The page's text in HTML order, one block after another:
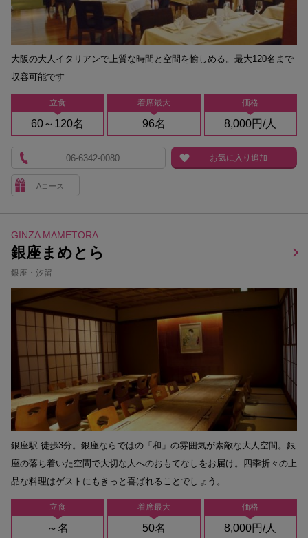
立食
60～120名
着席最大
96名
価格
8,000円/人
大阪の大人イタリアンで上質な時間と空間を愉しめる。最大120名まで
収容可能です
Aコース
06-6342-0080 お気に入り追加
GINZA MAMETORA
銀座まめとら
銀座・汐留
立食
～名
着席最大
50名
価格
8,000円/人
銀座駅 徒歩3分。銀座ならではの「和」の雰囲気が素敵な大人空間。銀
座の落ち着いた空間で大切な人へのおもてなしをお届け。四季折々の上
品な料理はゲストにもきっと喜ばれることでしょう。